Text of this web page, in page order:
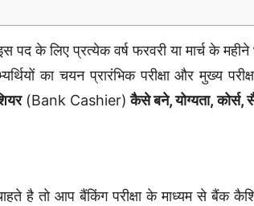
लिए प्रत्येक वर्ष फरवरी या मार्च के महीने
का चयन प्रारंभिक परीक्षा और मुख्य
(Bank Cashier) कैसे बने, योग्यता, कोर्स,
है तो आप बैंकिंग परीक्षा के माध्यम से बैंक